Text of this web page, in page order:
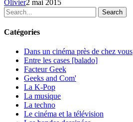
Olivier2 mai 2015
Search
Catégories
Dans un cinéma près de chez vous
Entre les cases [balado]
Facteur Geek
Geeks and Com'
La K-Pop
La musique
La techno
Le cinéma et la télévision